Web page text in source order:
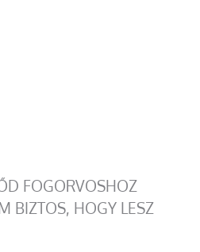
FOGORVOSHOZ
BIZTOS, HOGY LESZ